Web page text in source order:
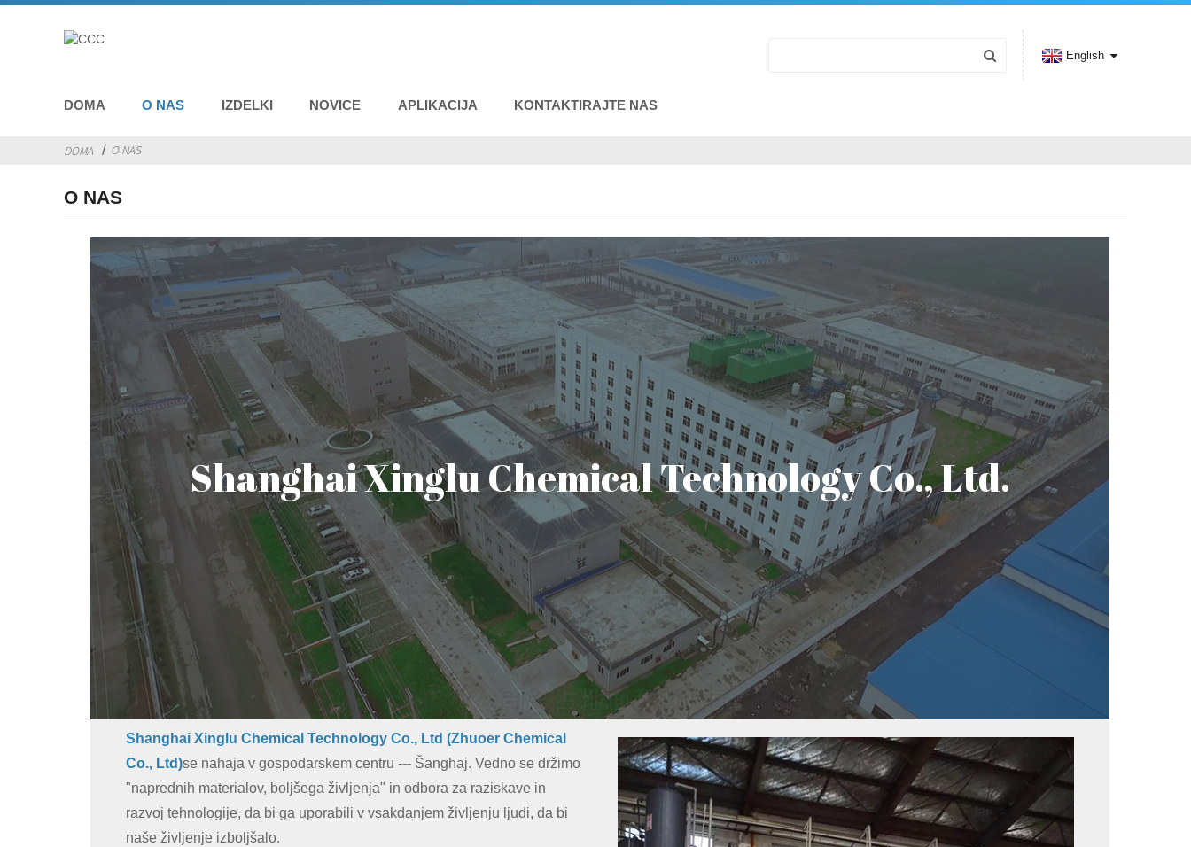
DOMA O NAS IZDELKI NOVICE APLIKACIJA KONTAKTIRAJTE NAS
English
DOMA O NAS
O NAS
Shanghai Xinglu Chemical Technology Co., Ltd.
Shanghai Xinglu Chemical Technology Co., Ltd (Zhuoer Chemical
Co., Ltd)se nahaja v gospodarskem centru --- Šanghaj. Vedno se držimo
"naprednih materialov, boljšega življenja" in odbora za raziskave in
razvoj tehnologije, da bi ga uporabili v vsakdanjem življenju ljudi, da bi
naše življenje izboljšalo.